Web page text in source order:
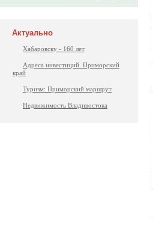
Актуально
Хабаровску - 160 лет
Адреса инвестиций. Приморский
край
Туризм: Приморский маршрут
Недвижимость Владивостока